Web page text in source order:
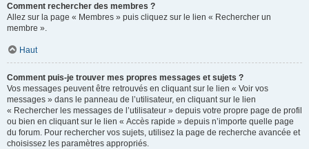
Comment rechercher des membres ?
Allez sur la page « Membres » puis cliquez sur le lien « Rechercher un
membre ».
Haut
Comment puis-je trouver mes propres messages et sujets ?
Vos messages peuvent être retrouvés en cliquant sur le lien « Voir vos
messages » dans le panneau de l’utilisateur, en cliquant sur le lien
« Rechercher les messages de l’utilisateur » depuis votre propre page de profil
ou bien en cliquant sur le lien « Accès rapide » depuis n’importe quelle page
du forum. Pour rechercher vos sujets, utilisez la page de recherche avancée et
choisissez les paramètres appropriés.